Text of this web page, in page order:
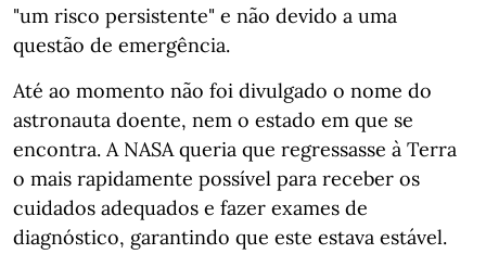
"um risco persistente" e não devido a uma
questão de emergência.
Até ao momento não foi divulgado o nome do
astronauta doente, nem o estado em que se
encontra. A NASA queria que regressasse à Terra
o mais rapidamente possível para receber os
cuidados adequados e fazer exames de
diagnóstico, garantindo que este estava estável.